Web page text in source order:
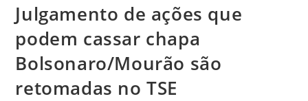
Julgamento de ações que
podem cassar chapa
Bolsonaro/Mourão são
retomadas no TSE